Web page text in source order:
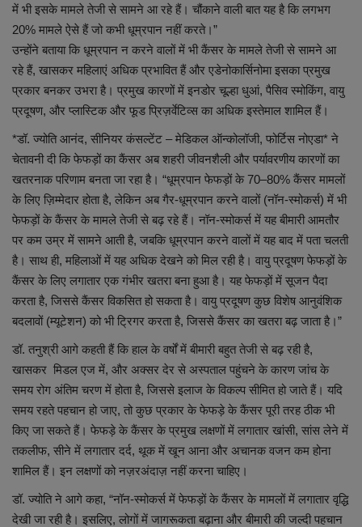
About us
Advertise with us
में भी इसके मामले तेजी से सामने आ रहे हैं। चौंकाने वाली बात यह है कि लगभग
20% मामले ऐसे हैं जो कभी धूम्रपान नहीं करते।”
उन्होंने बताया कि धूम्रपान न करने वालों में भी कैंसर के मामले तेजी से सामने आ
रहे हैं, खासकर महिलाएं अधिक प्रभावित हैं और एडेनोकार्सिनोमा इसका प्रमुख
प्रकार बनकर उभरा है। प्रमुख कारणों में इनडोर चूल्हा धुआं, पैसिव स्मोकिंग, वायु
प्रदूषण, और प्लास्टिक और फूड प्रिज़र्वेटिव्स का अधिक इस्तेमाल शामिल हैं।
*डॉ. ज्योति आनंद, सीनियर कंसल्टेंट – मेडिकल ऑन्कोलॉजी, फोर्टिस नोएडा* ने
चेतावनी दी कि फेफड़ों का कैंसर अब शहरी जीवनशैली और पर्यावरणीय कारणों का
खतरनाक परिणाम बनता जा रहा है। “धूम्रपान फेफड़ों के 70–80% कैंसर मामलों
के लिए ज़िम्मेदार होता है, लेकिन अब गैर-धूम्रपान करने वालों (नॉन-स्मोकर्स) में भी
फेफड़ों के कैंसर के मामले तेजी से बढ़ रहे हैं। नॉन-स्मोकर्स में यह बीमारी आमतौर
पर कम उम्र में सामने आती है, जबकि धूम्रपान करने वालों में यह बाद में पता चलती
है। साथ ही, महिलाओं में यह अधिक देखने को मिल रही है। वायु प्रदूषण फेफड़ों के
कैंसर के लिए लगातार एक गंभीर खतरा बना हुआ है। यह फेफड़ों में सूजन पैदा
करता है, जिससे कैंसर विकसित हो सकता है। वायु प्रदूषण कुछ विशेष आनुवंशिक
बदलावों (म्यूटेशन) को भी ट्रिगर करता है, जिससे कैंसर का खतरा बढ़ जाता है।”
डॉ. तनुश्री आगे कहती हैं कि हाल के वर्षों में बीमारी बहुत तेजी से बढ़ रही है,
खासकर मिडल एज में, और अक्सर देर से अस्पताल पहुंचने के कारण जांच के
समय रोग अंतिम चरण में होता है, जिससे इलाज के विकल्प सीमित हो जाते हैं। यदि
समय रहते पहचान हो जाए, तो कुछ प्रकार के फेफड़े के कैंसर पूरी तरह ठीक भी
किए जा सकते हैं। फेफड़े के कैंसर के प्रमुख लक्षणों में लगातार खांसी, सांस लेने में
तकलीफ, सीने में लगातार दर्द, थूक में खून आना और अचानक वजन कम होना
शामिल हैं। इन लक्षणों को नज़रअंदाज़ नहीं करना चाहिए।
डॉ. ज्योति ने आगे कहा, “नॉन-स्मोकर्स में फेफड़ों के कैंसर के मामलों में लगातार वृद्धि
देखी जा रही है। इसलिए, लोगों में जागरूकता बढ़ाना और बीमारी की जल्दी पहचान